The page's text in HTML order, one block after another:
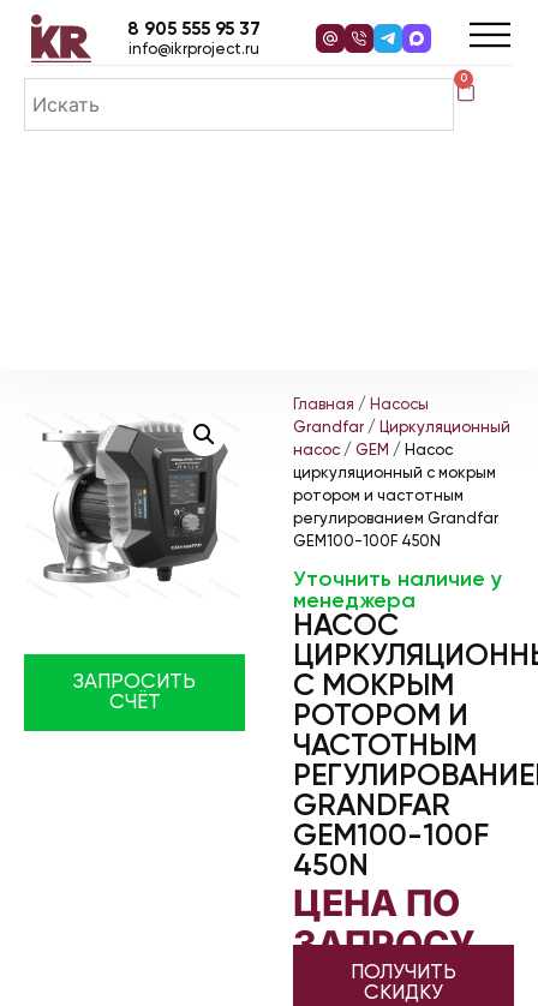
0
8 905 555 95 37
info@ikrproject.ru
ЗАПРОСИТЬ
СЧЁТ
Главная / Насосы
Grandfar / Циркуляционный
насос / GEM / Насос
циркуляционный с мокрым
ротором и частотным
регулированием Grandfar
GEM100-100F 450N
Уточнить наличие у
менеджера
НАСОС
С МОКРЫМ
РОТОРОМ И
ЧАСТОТНЫМ
GRANDFAR
GEM100-100F
450N
ЦЕНА ПО
ЗАПРОСУ
ПОЛУЧИТЬ
СКИДКУ